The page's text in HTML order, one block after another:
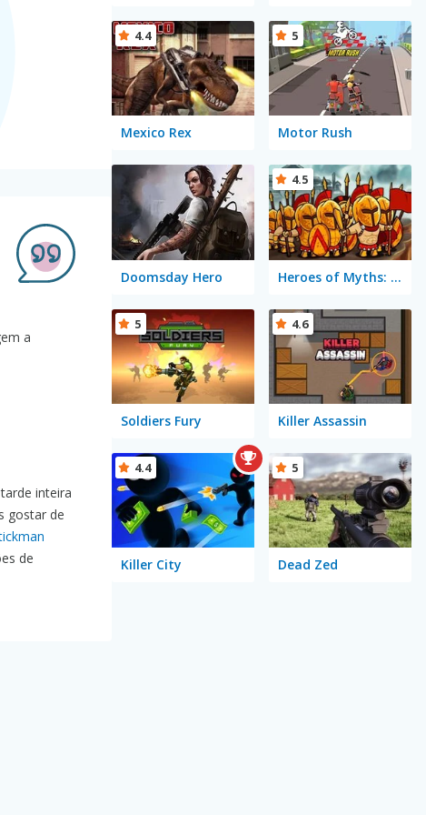
a
inteira
gostar de
de
Mexico Rex
4.4
Motor Rush
5
Doomsday Hero Heroes of Myths: Warriors of Gods
4.5
Soldiers Fury
5
Killer Assassin
4.6
Killer City
4.4
Dead Zed
5